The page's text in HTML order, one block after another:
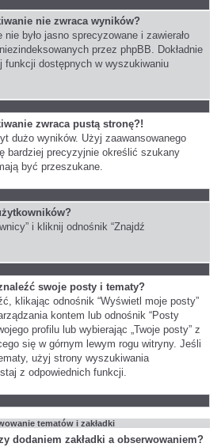
nie zwraca wyników?
było jasno sprecyzowane i zawierało
przez phpBB. Dokładnie
funkcji dostępnych w wyszukiwaniu
zwraca pustą stronę?!
dużo wyników. Użyj zaawansowanego
bardziej precyzyjnie określić szukany
być przeszukane.
i kliknij odnośnik “Znajdź
swoje posty i tematy?
klikając odnośnik “Wyświetl moje posty”
kontem lub odnośnik “Posty
profilu lub wybierając „Twoje posty” z
się w górnym lewym rogu witryny. Jeśli
użyj strony wyszukiwania
z odpowiednich funkcji.
tematów i zakładki
dodaniem zakładki a obserwowaniem?